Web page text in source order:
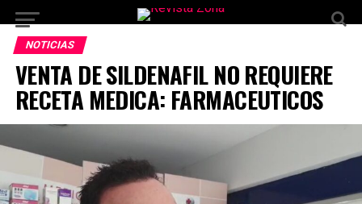
NOTICIAS
VENTA DE SILDENAFIL NO REQUIERE
RECETA MEDICA: FARMACEUTICOS